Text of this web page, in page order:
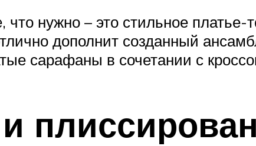
что нужно – это стильное
дополнит созданный
сарафаны в сочетании с